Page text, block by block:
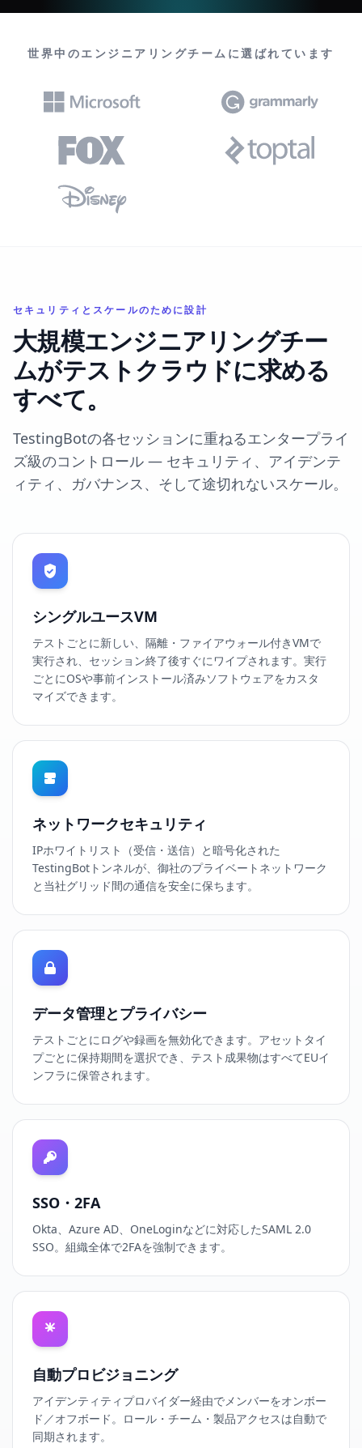
世界中のエンジニアリングチームに選ばれています
セキュリティとスケールのために設計
大規模エンジニアリングチー
ムがテストクラウドに求める
すべて。
TestingBotの各セッションに重ねるエンタープライ
ズ級のコントロール — セキュリティ、アイデンテ
ィティ、ガバナンス、そして途切れないスケール。
シングルユースVM
テストごとに新しい、隔離・ファイアウォール付きVMで
実行され、セッション終了後すぐにワイプされます。実行
ごとにOSや事前インストール済みソフトウェアをカスタ
マイズできます。
ネットワークセキュリティ
IPホワイトリスト（受信・送信）と暗号化された
TestingBotトンネルが、御社のプライベートネットワーク
と当社グリッド間の通信を安全に保ちます。
データ管理とプライバシー
テストごとにログや録画を無効化できます。アセットタイ
プごとに保持期間を選択でき、テスト成果物はすべてEUイ
ンフラに保管されます。
SSO・2FA
Okta、Azure AD、OneLoginなどに対応したSAML 2.0
SSO。組織全体で2FAを強制できます。
自動プロビジョニング
アイデンティティプロバイダー経由でメンバーをオンボー
ド／オフボード。ロール・チーム・製品アクセスは自動で
同期されます。